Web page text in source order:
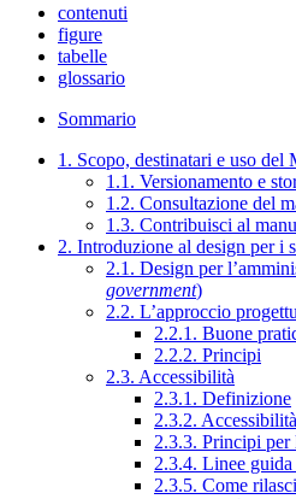
contenuti
figure
tabelle
glossario
Sommario
1. Scopo, destinatari e uso del
1.1. Versionamento e
1.2. Consultazione del
1.3. Contribuisci al
2. Introduzione al design per i
2.1. Design per
government)
2.2. L’approccio
2.2.1. Buone
2.2.2. Principi
2.3. Accessibilità
2.3.1. Definizione
2.3.2.
2.3.3. Principi per
2.3.4. Linee
2.3.5. Come